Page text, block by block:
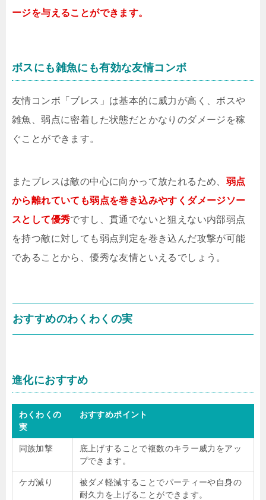
ージを与えることができます。
ボスにも雑魚にも有効な友情コンボ
友情コンボ「ブレス」は基本的に威力が高く、ボスや
雑魚、弱点に密着した状態だとかなりのダメージを稼
ぐことができます。
またブレスは敵の中心に向かって放たれるため、 弱点
から離れていても弱点を巻き込みやすくダメージソー
スとして優秀ですし、貫通でないと狙えない内部弱点
を持つ敵に対しても弱点判定を巻き込んだ攻撃が可能
であることから、優秀な友情といえるでしょう。
おすすめのわくわくの実
進化におすすめ
わくわくの
実
おすすめポイント
同族加撃
底上げすることで複数のキラー威力をアッ
プできます。
ケガ減り
被ダメ軽減することでパーティーや自身の
耐久力を上げることができます。